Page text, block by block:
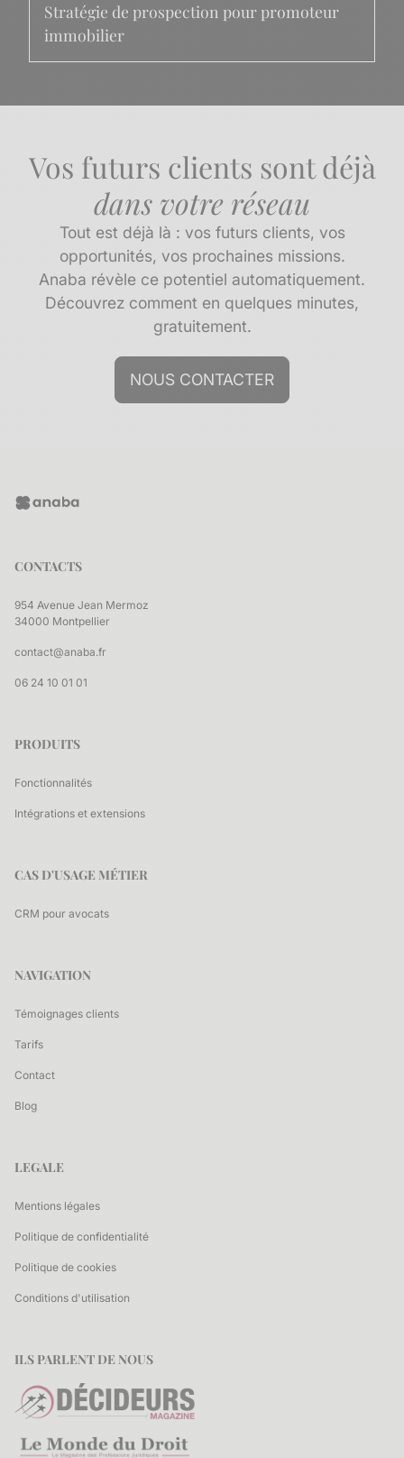
Stratégie de prospection pour promoteur
immobilier
Vos futurs clients sont déjà
dans votre réseau
Tout est déjà là : vos futurs clients, vos
opportunités, vos prochaines missions.
Anaba révèle ce potentiel automatiquement.
Découvrez comment en quelques minutes,
gratuitement.
NOUS CONTACTER
CONTACTS
954 Avenue Jean Mermoz
34000 Montpellier
contact@anaba.fr
06 24 10 01 01
PRODUITS
Fonctionnalités
Intégrations et extensions
CAS D'USAGE MÉTIER
CRM pour avocats
NAVIGATION
Témoignages clients
Tarifs
Contact
Blog
LEGALE
Mentions légales
Politique de confidentialité
Politique de cookies
Conditions d'utilisation
ILS PARLENT DE NOUS